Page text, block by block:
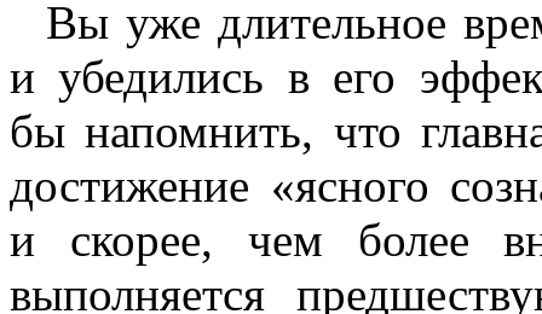
Вы уже длительное
и убедились в его
бы напомнить, что
достижение «ясного
и скорее, чем более
выполняется